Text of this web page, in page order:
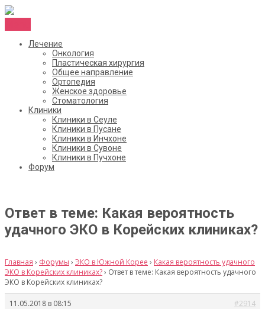
Лечение
Онкология
Пластическая хирургия
Общее направление
Ортопедия
Женское здоровье
Стоматология
Клиники
Клиники в Сеуле
Клиники в Пусане
Клиники в Инчхоне
Клиники в Сувоне
Клиники в Пучхоне
Форум
Ответ в теме: Какая вероятность
удачного ЭКО в Корейских клиниках?
Главная › Форумы › ЭКО в Южной Корее › Какая вероятность удачного
ЭКО в Корейских клиниках?› Ответ в теме: Какая вероятность удачного
ЭКО в Корейских клиниках?
11.05.2018 в 08:15 #2914